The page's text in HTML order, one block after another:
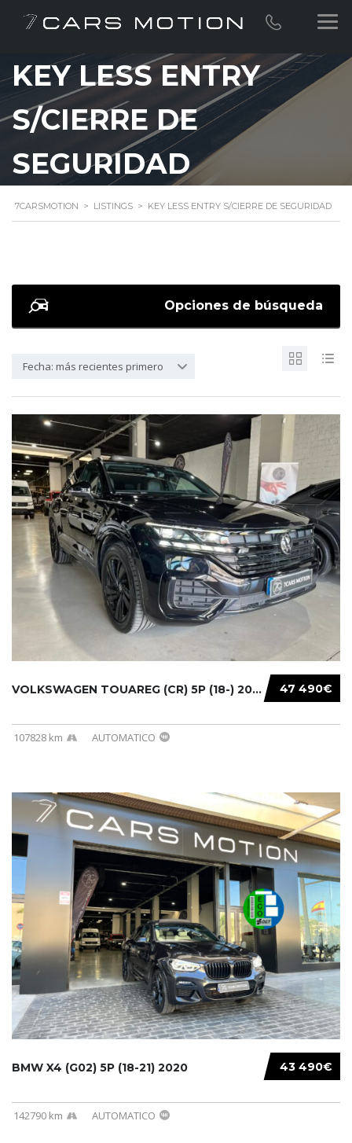
KEY LESS ENTRY
S/CIERRE DE
SEGURIDAD
7CARSMOTION > LISTINGS > KEY LESS ENTRY S/CIERRE DE SEGURIDAD
Opciones de búsqueda
Fecha: más recientes primero
47 490€
VOLKSWAGEN TOUAREG (CR) 5P (18-) 2021...
107828 km AUTOMATICO
43 490€
BMW X4 (G02) 5P (18-21) 2020
142790 km AUTOMATICO